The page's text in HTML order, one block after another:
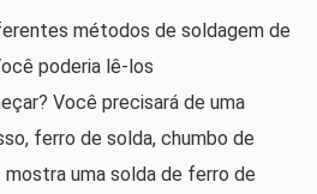
métodos de soldagem de
poderia lê-los
Você precisará de uma
ferro de solda, chumbo de
mostra uma solda de ferro de